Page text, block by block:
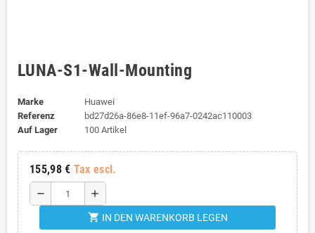
LUNA-S1-Wall-Mounting
Marke
Huawei
Referenz
bd27d26a-86e8-11ef-96a7-0242ac110003
Auf Lager
100 Artikel
155,98 € Tax escl.
remove add
shopping_cart IN DEN WARENKORB LEGEN